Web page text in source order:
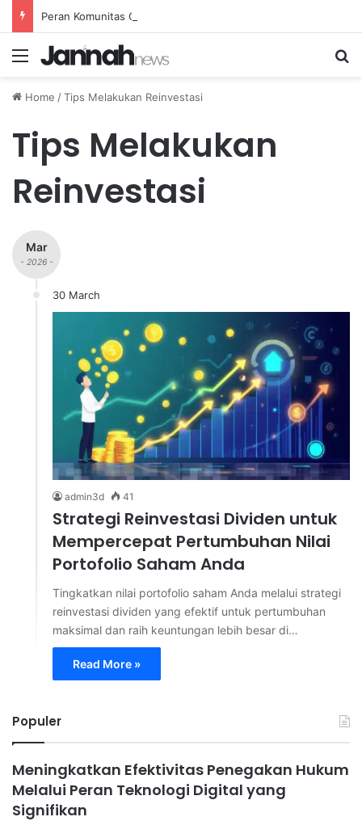
Menu
Home /Tips Melakukan Reinvestasi
Tips Melakukan
Reinvestasi
Mar
- 2026 -
30 March
admin3d 41
Strategi Reinvestasi Dividen untuk
Mempercepat Pertumbuhan Nilai
Portofolio Saham Anda
Tingkatkan nilai portofolio saham Anda melalui strategi
reinvestasi dividen yang efektif untuk pertumbuhan
maksimal dan raih keuntungan lebih besar di…
Read More »
Populer
Meningkatkan Efektivitas Penegakan Hukum
Melalui Peran Teknologi Digital yang
Signifikan